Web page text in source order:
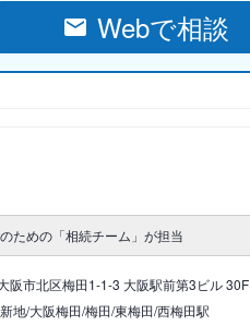
Webで相談
ための「相続チーム」が担当
阪市北区梅田1-1-3 大阪駅前第3ビル 30F
地/大阪梅田/梅田/東梅田/西梅田駅